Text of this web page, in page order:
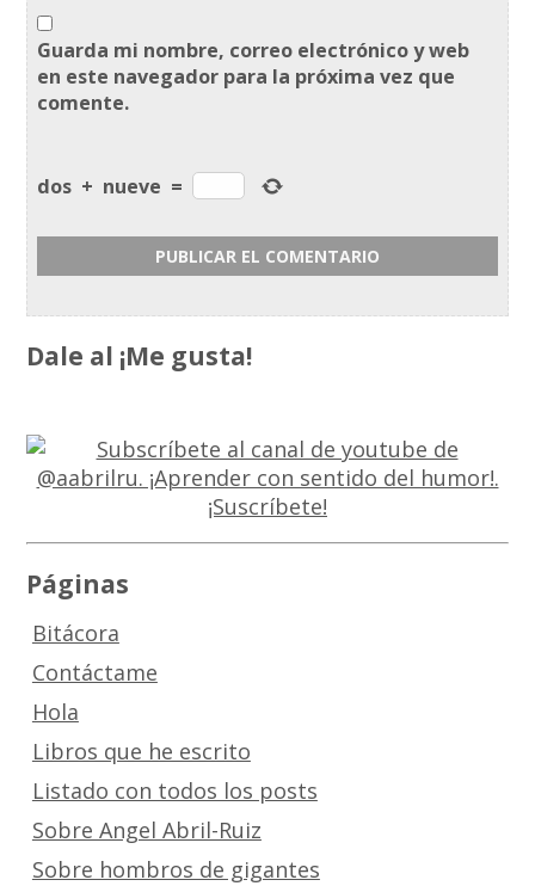
Guarda mi nombre, correo electrónico y web
en este navegador para la próxima vez que
comente.
dos + nueve =
Dale al ¡Me gusta!
Páginas
Bitácora
Contáctame
Hola
Libros que he escrito
Listado con todos los posts
Sobre Angel Abril-Ruiz
Sobre hombros de gigantes